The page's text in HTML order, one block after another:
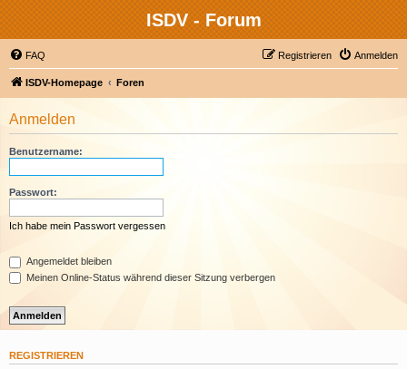
ISDV - Forum
FAQ Anmelden
Registrieren
ISDV-Homepage Foren
Anmelden
Benutzername:
Passwort:
Ich habe mein Passwort vergessen
Angemeldet bleiben
Meinen Online-Status während dieser Sitzung verbergen
REGISTRIEREN